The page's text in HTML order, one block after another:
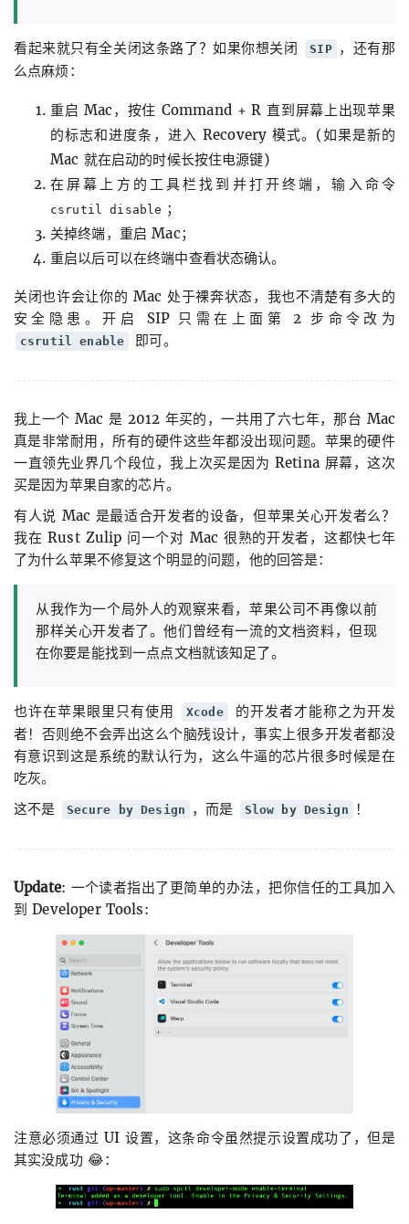
看起来就只有全关闭这条路了？如果你想关闭 SIP
，还有那
么点麻烦：
重启 Mac，按住 Command + R 直到屏幕上出现苹果
的标志和进度条，进入 Recovery 模式。(如果是新的
Mac 就在启动的时候长按住电源键)
在屏幕上方的工具栏找到并打开终端，输入命令
csrutil disable ；
关掉终端，重启 Mac；
重启以后可以在终端中查看状态确认。
关闭也许会让你的 Mac 处于裸奔状态，我也不清楚有多大的
安全隐患。开启 SIP 只需在上面第 2 步命令改为
csrutil enable 即可。
我上一个 Mac 是 2012 年买的，一共用了六七年，那台 Mac
真是非常耐用，所有的硬件这些年都没出现问题。苹果的硬件
一直领先业界几个段位，我上次买是因为 Retina 屏幕，这次
买是因为苹果自家的芯片。
有人说 Mac 是最适合开发者的设备，但苹果关心开发者么？
我在 Rust Zulip 问一个对 Mac 很熟的开发者，这都快七年
了为什么苹果不修复这个明显的问题，他的回答是：
从我作为一个局外人的观察来看，苹果公司不再像以前
那样关心开发者了。他们曾经有一流的文档资料，但现
在你要是能找到一点点文档就该知足了。
也许在苹果眼里只有使用 Xcode
的开发者才能称之为开发
者！否则绝不会弄出这么个脑残设计，事实上很多开发者都没
有意识到这是系统的默认行为，这么牛逼的芯片很多时候是在
吃灰。
这不是
Secure by Design ，而是 Slow by Design ！
Update: 一个读者指出了更简单的办法，把你信任的工具加入
到 Developer Tools:
注意必须通过 UI 设置，这条命令虽然提示设置成功了，但是
其实没成功 😂：